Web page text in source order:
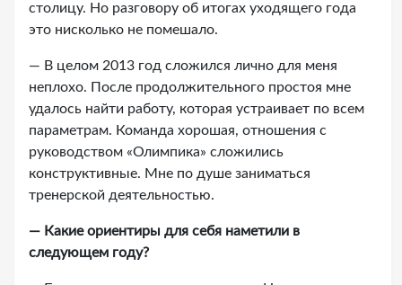
столицу. Но разговору об итогах уходящего года
это нисколько не помешало.
— В целом 2013 год сложился лично для меня
неплохо. После продолжительного простоя мне
удалось найти работу, которая устраивает по всем
параметрам. Команда хорошая, отношения с
руководством «Олимпика» сложились
конструктивные. Мне по душе заниматься
тренерской деятельностью.
— Какие ориентиры для себя наметили в
следующем году?